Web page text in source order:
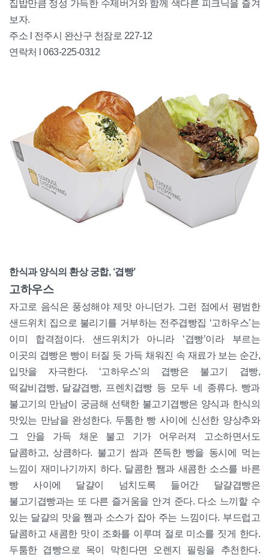
집밥만큼 정성 가득한 수제버거와 함께 색다른 피크닉을 즐겨
보자.
주소 l 전주시 완산구 천잠로 227-12
연락처 l 063-225-0312
한식과 양식의 환상 궁합, ‘겹빵’
고하우스
자고로 음식은 풍성해야 제맛 아니던가. 그런 점에서 평범한
샌드위치 집으로 불리기를 거부하는 전주겹빵집 ‘고하우스’는
이미 합격점이다. 샌드위치가 아니라 ‘겹빵’이라 부르는
이곳의 겹빵은 빵이 터질 듯 가득 채워진 속 재료가 보는 순간,
입맛을 자극한다. ‘고하우스’의 겹빵은 불고기 겹빵,
떡갈비겹빵, 달걀겹빵, 프렌치겹빵 등 모두 네 종류다. 빵과
불고기의 만남이 궁금해 선택한 불고기겹빵은 양식과 한식의
맛있는 만남을 완성한다. 두툼한 빵 사이에 신선한 양상추와
그 안을 가득 채운 불고 기가 어우러져 고소하면서도
달콤하고, 상큼하다. 불고기 쌈과 쫀득한 빵을 동시에 먹는
느낌이 재미나기까지 하다. 달콤한 쨈과 새콤한 소스를 바른
빵 사이에 달걀이 넘치도록 들어간 달걀겹빵은
불고기겹빵과는 또 다른 즐거움을 안겨 준다. 다소 느끼할 수
있는 달걀의 맛을 쨈과 소스가 잡아 주는 느낌이다. 부드럽고
달콤하고 새콤한 맛이 조화를 이루며 절로 미소를 짓게 한다.
두툼한 겹빵으로 목이 막힌다면 오렌지 필링을 추천한다.